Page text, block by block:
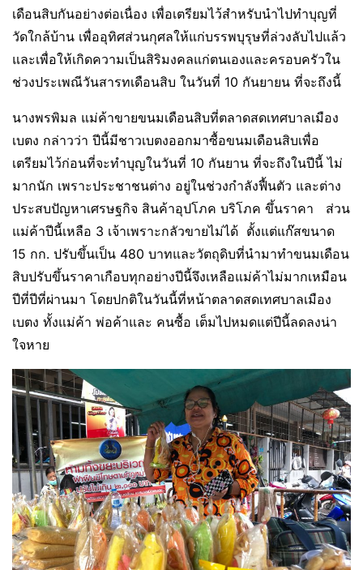
เดือนสิบกันอย่างต่อเนื่อง เพื่อเตรียมไว้สำหรับนำไปทำบุญที่
วัดใกล้บ้าน เพื่ออุทิศส่วนกุศลให้แก่บรรพบุรุษที่ล่วงลับไปแล้ว
และเพื่อให้เกิดความเป็นสิริมงคลแก่ตนเองและครอบครัวใน
ช่วงประเพณีวันสารทเดือนสิบ ในวันที่ 10 กันยายน ที่จะถึงนี้
นางพรพิมล แม่ค้าขายขนมเดือนสิบที่ตลาดสดเทศบาลเมือง
เบตง กล่าวว่า ปีนี้มีชาวเบตงออกมาซื้อขนมเดือนสิบเพื่อ
เตรียมไว้ก่อนที่จะทำบุญในวันที่ 10 กันยาน ที่จะถึงในปีนี้ ไม่
มากนัก เพราะประชาชนต่าง อยู่ในช่วงกำลังฟื้นตัว และต่าง
ประสบปัญหาเศรษฐกิจ สินค้าอุปโภค บริโภค ขึ้นราคา ส่วน
แม่ค้าปีนี้เหลือ 3 เจ้าเพราะกลัวขายไม่ได้ ตั้งแต่แก๊สขนาด
15 กก. ปรับขึ้นเป็น 480 บาทและวัตถุดิบที่นำมาทำขนมเดือน
สิบปรับขึ้นราคาเกือบทุกอย่างปีนี้จึงเหลือแม่ค้าไม่มากเหมือน
ปีที่ปีที่ผ่านมา โดยปกติในวันนี้ที่หน้าตลาดสดเทศบาลเมือง
เบตง ทั้งแม่ค้า พ่อค้าและ คนซื้อ เต็มไปหมดแต่ปีนี้ลดลงน่า
ใจหาย